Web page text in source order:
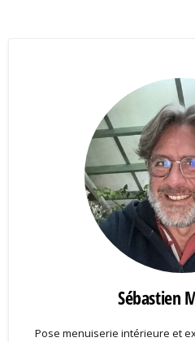
Sébastien
Pose menuiserie intérieure et